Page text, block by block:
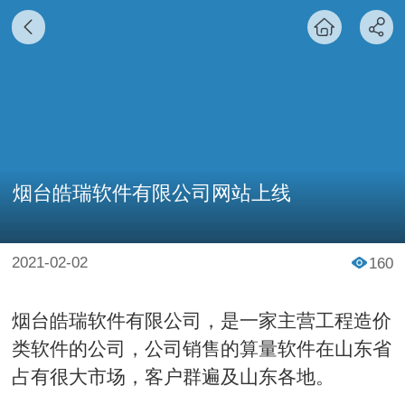
烟台皓瑞软件有限公司网站上线
2021-02-02 160
烟台皓瑞软件有限公司，是一家主营工程造价
类软件的公司，公司销售的算量软件在山东省
占有很大市场，客户群遍及山东各地。